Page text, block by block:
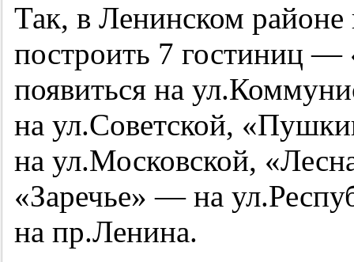
Так, в Ленинском районе
построить 7 гостиниц —
появиться на
на ул.Советской,
на ул.Московской,
«Заречье» — на
на пр.Ленина.